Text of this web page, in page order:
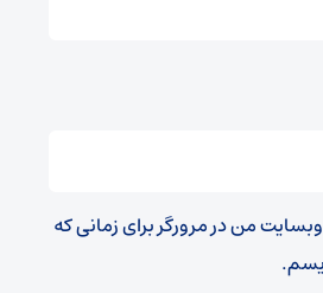
من در مرورگر برای زمانی که